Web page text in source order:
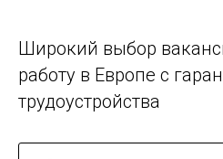
Широкий выбор
работу в Европе с
трудоустройства